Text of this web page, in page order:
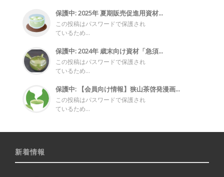
保護中: 2025年 夏期販売促進用資材...
この投稿はパスワードで保護され
ているため...
保護中: 2024年 歳末向け資材「急須...
この投稿はパスワードで保護され
ているため...
保護中: 【会員向け情報】狭山茶啓発漫画...
この投稿はパスワードで保護され
ているため...
新着情報